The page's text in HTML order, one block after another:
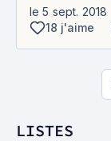
le 5 sept. 2018
18 j'aime
LISTES